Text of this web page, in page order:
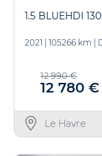
1.5 BLUEHDI
2021 105266 km
12 990 €
12 780 €
Le Havre